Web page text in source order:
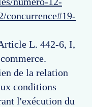
concurrence#19-
L. 442-6, I,
de la relation
conditions
l'exécution du